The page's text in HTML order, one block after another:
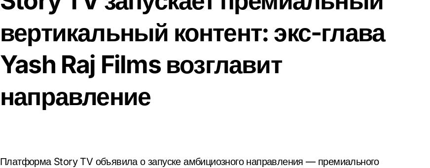
вертикальный контент: экс-глава
Yash Raj Films возглавит
направление
Платформа Story TV объявила о запуске амбициозного направления — премиального